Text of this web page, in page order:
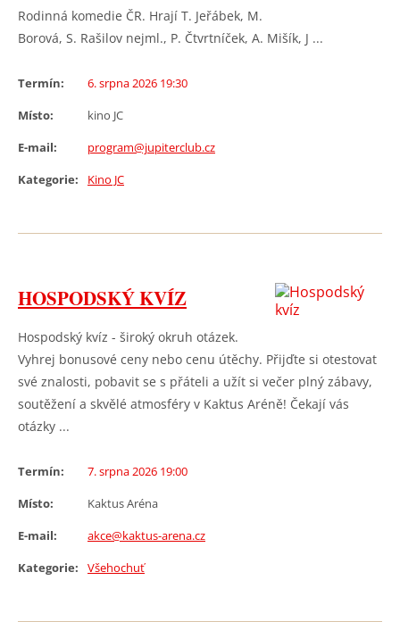
Rodinná komedie ČR. Hrají T. Jeřábek, M.
Borová, S. Rašilov nejml., P. Čtvrtníček, A. Mišík, J ...
Termín:
6. srpna 2026 19:30
Místo:
kino JC
E-mail:
program@jupiterclub.cz
Kategorie:
Kino JC
HOSPODSKÝ KVÍZ
Hospodský kvíz - široký okruh otázek.
Vyhrej bonusové ceny nebo cenu útěchy. Přijďte si otestovat
své znalosti, pobavit se s přáteli a užít si večer plný zábavy,
soutěžení a skvělé atmosféry v Kaktus Aréně! Čekají vás
otázky ...
Termín:
7. srpna 2026 19:00
Místo:
Kaktus Aréna
E-mail:
akce@kaktus-arena.cz
Kategorie:
Všehochuť